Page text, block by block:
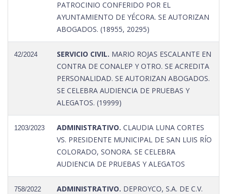
PATROCINIO CONFERIDO POR EL
AYUNTAMIENTO DE YÉCORA. SE AUTORIZAN
ABOGADOS. (18955, 20295)
42/2024 SERVICIO CIVIL. MARIO ROJAS ESCALANTE EN
CONTRA DE CONALEP Y OTRO. SE ACREDITA
PERSONALIDAD. SE AUTORIZAN ABOGADOS.
SE CELEBRA AUDIENCIA DE PRUEBAS Y
ALEGATOS. (19999)
1203/2023 ADMINISTRATIVO. CLAUDIA LUNA CORTES
VS. PRESIDENTE MUNICIPAL DE SAN LUIS RÍO
COLORADO, SONORA. SE CELEBRA
AUDIENCIA DE PRUEBAS Y ALEGATOS
758/2022 ADMINISTRATIVO. DEPROYCO, S.A. DE C.V.